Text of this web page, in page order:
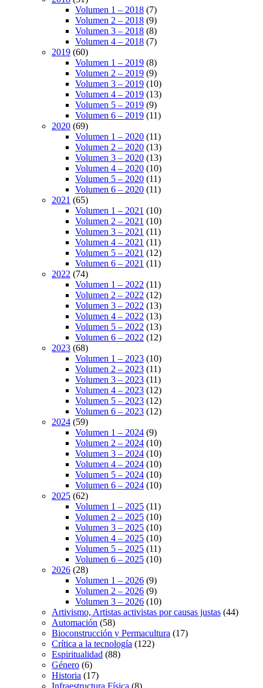
Volumen 1 – 2018 (7)
Volumen 2 – 2018 (9)
Volumen 3 – 2018 (8)
Volumen 4 – 2018 (7)
2019 (60)
Volumen 1 – 2019 (8)
Volumen 2 – 2019 (9)
Volumen 3 – 2019 (10)
Volumen 4 – 2019 (13)
Volumen 5 – 2019 (9)
Volumen 6 – 2019 (11)
2020 (69)
Volumen 1 – 2020 (11)
Volumen 2 – 2020 (13)
Volumen 3 – 2020 (13)
Volumen 4 – 2020 (10)
Volumen 5 – 2020 (11)
Volumen 6 – 2020 (11)
2021 (65)
Volumen 1 – 2021 (10)
Volumen 2 – 2021 (10)
Volumen 3 – 2021 (11)
Volumen 4 – 2021 (11)
Volumen 5 – 2021 (12)
Volumen 6 – 2021 (11)
2022 (74)
Volumen 1 – 2022 (11)
Volumen 2 – 2022 (12)
Volumen 3 – 2022 (13)
Volumen 4 – 2022 (13)
Volumen 5 – 2022 (13)
Volumen 6 – 2022 (12)
2023 (68)
Volumen 1 – 2023 (10)
Volumen 2 – 2023 (11)
Volumen 3 – 2023 (11)
Volumen 4 – 2023 (12)
Volumen 5 – 2023 (12)
Volumen 6 – 2023 (12)
2024 (59)
Volumen 1 – 2024 (9)
Volumen 2 – 2024 (10)
Volumen 3 – 2024 (10)
Volumen 4 – 2024 (10)
Volumen 5 – 2024 (10)
Volumen 6 – 2024 (10)
2025 (62)
Volumen 1 – 2025 (11)
Volumen 2 – 2025 (10)
Volumen 3 – 2025 (10)
Volumen 4 – 2025 (10)
Volumen 5 – 2025 (11)
Volumen 6 – 2025 (10)
2026 (28)
Volumen 1 – 2026 (9)
Volumen 2 – 2026 (9)
Volumen 3 – 2026 (10)
Artivismo, Artistas activistas por causas justas (44)
Automación (58)
Bioconstrucción y Permacultura (17)
Crítica a la tecnología (122)
Espiritualidad (88)
Género (6)
Historia (17)
Infraestructura Física (8)